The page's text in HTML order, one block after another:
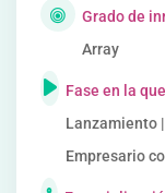
Grado de
Array
Fase en la
Lanzamiento
Empresario